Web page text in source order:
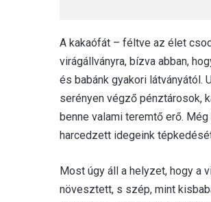
A kakaófát – féltve az élet
virágállványra, bízva abban,
és babánk gyakori látványától.
serényen végző pénztárosok,
benne valami teremtő erő.
harcedzett idegeink
Most úgy áll a helyzet, hogy a
növesztett, s szép, mint